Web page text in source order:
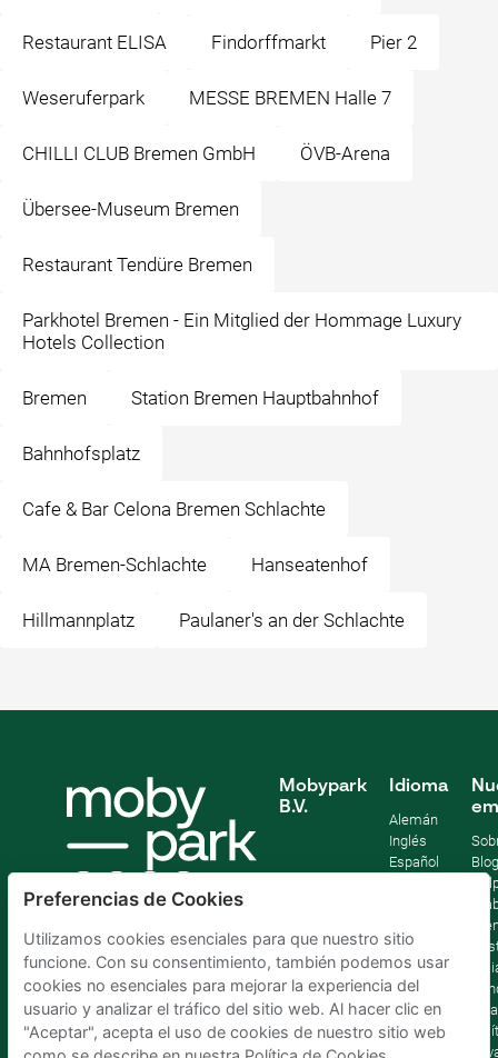
Restaurant ELISA Findorffmarkt Pier 2
Weseruferpark MESSE BREMEN Halle 7
CHILLI CLUB Bremen GmbH ÖVB-Arena
Übersee-Museum Bremen
Restaurant Tendüre Bremen
Parkhotel Bremen - Ein Mitglied der Hommage Luxury
Hotels Collection
Bremen Station Bremen Hauptbahnhof
Bahnhofsplatz
Cafe & Bar Celona Bremen Schlachte
MA Bremen-Schlachte Hanseatenhof
Hillmannplatz Paulaner's an der Schlachte
Mobypark
B.V.
Idioma
Alemán
Inglés
Español
Blog
Preferencias de Cookies
Utilizamos cookies esenciales para que nuestro sitio
funcione. Con su consentimiento, también podemos usar
cookies no esenciales para mejorar la experiencia del
usuario y analizar el tráfico del sitio web. Al hacer clic en
"Aceptar", acepta el uso de cookies de nuestro sitio web